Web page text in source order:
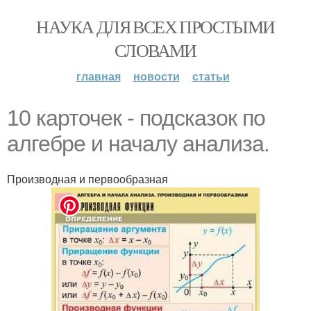
НАУКА ДЛЯ ВСЕХ ПРОСТЫМИ
СЛОВАМИ
главная новости статьи
10 карточек - подсказок по
алгебре и началу анализа.
Производная и первообразная